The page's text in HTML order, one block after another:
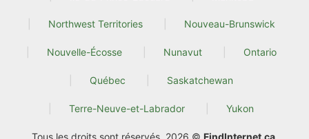
Northwest Territories Nouveau-Brunswick
Nouvelle-Écosse Nunavut Ontario
Québec Saskatchewan
Terre-Neuve-et-Labrador Yukon
Tous les droits sont réservés. 2026 © FindInternet.ca.